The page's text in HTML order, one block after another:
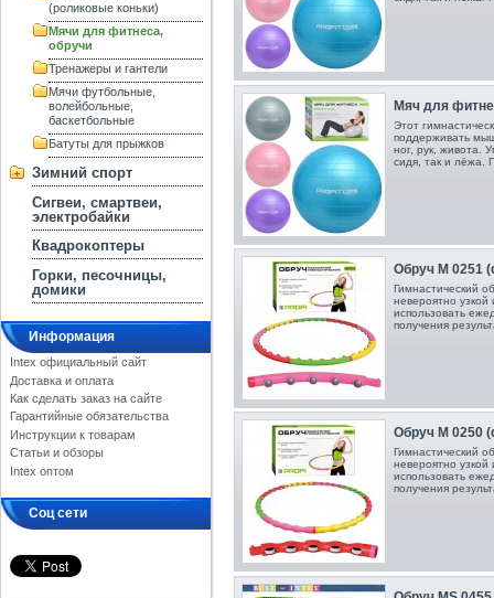
(роликовые коньки)
Мячи для фитнеса,
обручи
Тренажеры и гантели
Мячи футбольные,
волейбольные,
баскетбольные
Батуты для прыжков
Зимний спорт
Сигвеи, смартвеи,
электробайки
Квадрокоптеры
Горки, песочницы,
домики
Информация
Intex официальный сайт
Доставка и оплата
Как сделать заказ на сайте
Гарантийные обязательства
Инструкции к товарам
Статьи и обзоры
Intex оптом
Соц сети
Мяч для
Этот
поддерживать
ног, рук, живота.
сидя, так и лёжа.
Обруч M 0251
Гимнастический
невероятно
использовать
получения
Обруч M 0250
Гимнастический
невероятно
использовать
получения